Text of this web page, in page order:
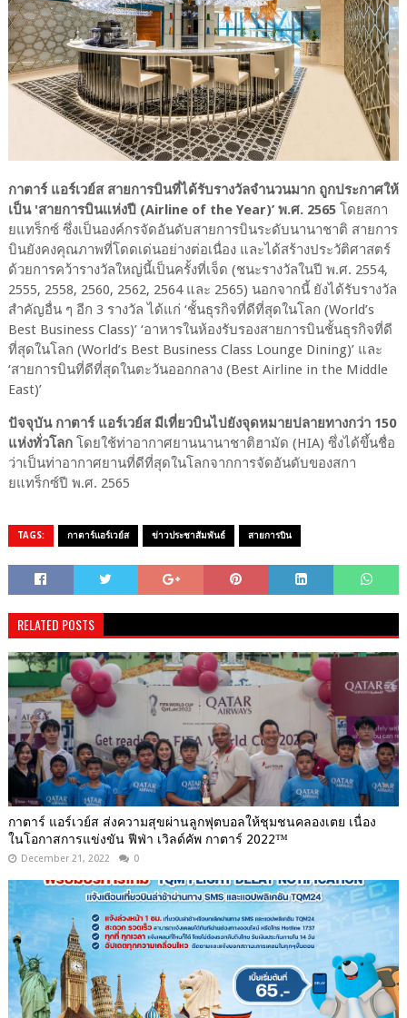
กาตาร์ แอร์เวย์ส สายการบินที่ได้รับรางวัลจำนวนมาก ถูกประกาศให้
เป็น 'สายการบินแห่งปี (Airline of the Year)’ พ.ศ. 2565 โดยสกา
ยแทร็กซ์ ซึ่งเป็นองค์กรจัดอันดับสายการบินระดับนานาชาติ สายการ
บินยังคงคุณภาพที่โดดเด่นอย่างต่อเนื่อง และได้สร้างประวัติศาสตร์
ด้วยการคว้ารางวัลใหญ่นี้เป็นครั้งที่เจ็ด (ชนะรางวัลในปี พ.ศ. 2554,
2555, 2558, 2560, 2562, 2564 และ 2565) นอกจากนี้ ยังได้รับรางวัล
สำคัญอื่น ๆ อีก 3 รางวัล ได้แก่ ‘ชั้นธุรกิจที่ดีที่สุดในโลก (World’s
Best Business Class)’ ‘อาหารในห้องรับรองสายการบินชั้นธุรกิจที่ดี
ที่สุดในโลก (World’s Best Business Class Lounge Dining)’ และ
‘สายการบินที่ดีที่สุดในตะวันออกกลาง (Best Airline in the Middle
East)’
ปัจจุบัน กาตาร์ แอร์เวย์ส มีเที่ยวบินไปยังจุดหมายปลายทางกว่า 150
แห่งทั่วโลกโดยใช้ท่าอากาศยานนานาชาติฮามัด (HIA) ซึ่งได้ขึ้นชื่อ
ว่าเป็นท่าอากาศยานที่ดีที่สุดในโลกจากการจัดอันดับของสกา
ยแทร็กซ์ปี พ.ศ. 2565
TAGS: กาตาร์แอร์เวย์ส ข่าวประชาสัมพันธ์ สายการบิน
RELATED POSTS
กาตาร์ แอร์เวย์ส ส่งความสุขผ่านลูกฟุตบอลให้ชุมชนคลองเตย เนื่อง
ในโอกาสการแข่งขัน ฟีฟ่า เวิลด์คัพ กาตาร์ 2022™
December 21, 2022 0